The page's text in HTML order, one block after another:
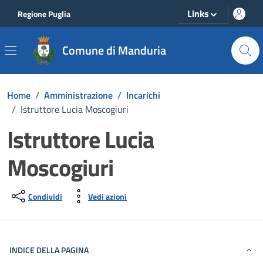
Regione Puglia Links
Comune di Manduria
Home / Amministrazione / Incarichi
/ Istruttore Lucia Moscogiuri
Istruttore Lucia
Moscogiuri
Condividi Vedi azioni
INDICE DELLA PAGINA